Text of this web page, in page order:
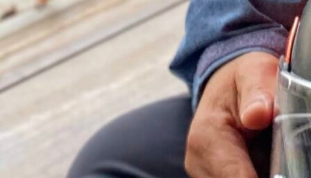
アドバイザー 活動ブログ
アドバイザー/ Anna Sato
アドバイザーのご紹介
クラウドファンディング体験者インタビュー
コミュニティコーピング
ライダーズ神社実行委員会